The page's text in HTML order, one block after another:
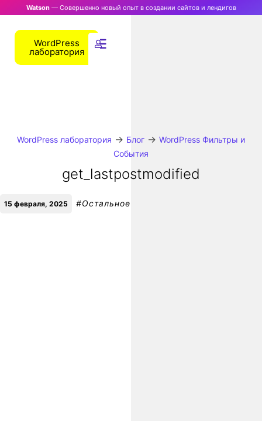
Watson— Совершенно новый опыт в создании сайтов и лендигов
WordPress
лаборатория
WordPress лаборатория → Блог → WordPress Фильтры и
События
get_lastpostmodified
15 февраля, 2025 #Остальное